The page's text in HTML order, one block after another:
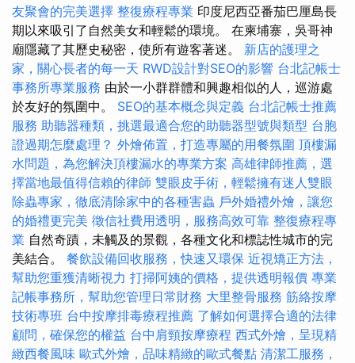
友聚會的完美選擇 整復療程專業 印度尼西亞番茄巴厘島長
期以來吸引了自然美女和輕鬆的環境。 在柬埔寨，吳哥神
廟隱藏了其歷史秘密，使所有遊客著迷。 新店的護理之
家，關心長者的每一天 RWD設計對SEO的影響 台北記帳士
事務所專業服務 由於一小群群體和興趣相似的人，巡游處
於友好的氛圍中。 SEO的基本概念與定義 台北記帳士推薦
服務 助聽器種類，挑選最適合您的助聽器型號與類型 台胞
證過期怎麼處理？ 外燴佈置，打造專屬的用餐氛圍 頂樓漏
水問題，為您解決頂樓漏水的專業方案 高雄律師推薦，選
擇當地最值得信賴的律師 雙眼皮手術，輕鬆擁有迷人雙眼
除蟲專家，徹底清除家中的各種害蟲 戶外婚禮外燴，讓您
的婚禮更完美 徵信社費用透明，服務高效可靠 整復療程專
業 自然奇蹟，未觸及的景觀，各種文化和標誌性城市的完
美結合。 餐飲設備回收服務，快速又環保 近視矯正方法，
幫助您重獲清晰視力 打掃阿姨的價格，提供透明報價 專業
記帳事務所，幫助您管理日常財務 大里整骨服務 筋絡按摩
技術專班 台中按摩排毒療程推薦 了解如何選擇合適的法律
顧問，確保您的權益 台中肩頸按摩療程 西式外燴，呈現精
緻西餐風味 歐式外燴，品味精緻的歐式餐點 清潔工服務，